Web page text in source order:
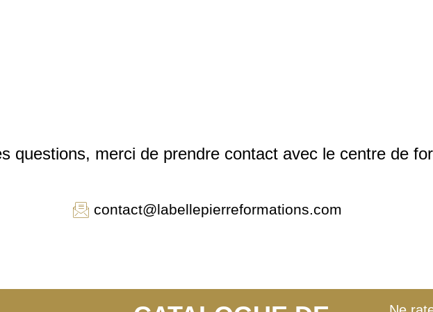
questions, merci de prendre contact avec le centre de
contact@labellepierreformations.com